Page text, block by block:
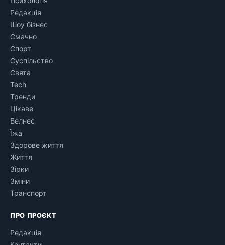
Редакція
Шоу бізнес
Смачно
Спорт
Суспільство
Свята
Tech
Тренди
Цікаве
Велнес
Їжа
Здорове життя
Життя
Зірки
Зміни
Транспорт
ПРО ПРОЄКТ
Редакція